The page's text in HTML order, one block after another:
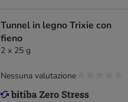
Tunnel in legno Trixie con
fieno
2 x 25 g
Nessuna valutazione